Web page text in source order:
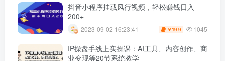
抖音小程序挂载风行视频，轻松赚钱日入
200+
2023-09-02 16:23:41 ￥ 19.9 1045
IP操盘手线上实操课：AI工具、内容创作、商
业变现等20节系统教学